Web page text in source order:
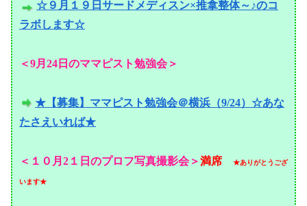
☆９月１９日サードメディスン×推拿整体～♪のコ
ラボします☆
＜9月24日のママピスト勉強会＞
★【募集】ママピスト勉強会＠横浜（9/24）☆あな
たさえいれば★
＜１０月2１日のプロフ写真撮影会＞満席 ★ありがとうござ
います★